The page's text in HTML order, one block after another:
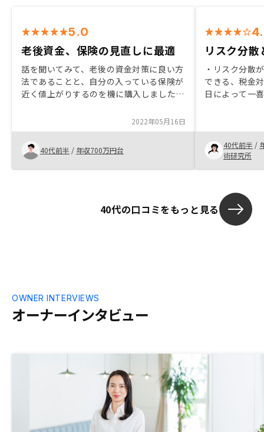
5.0
老後資金、保険の見直しに最適
話を聞いてみて、老後の資金対策に良い方
法であることと、自分の入っている保険が
近く値上がりするのを機に購入しました。
満足できる良い運用方法だと思います。も
っと早い段階で知ってれば、20代から始
めてたと思います。 営業の方も疑問に思
うことを事細かく説明頂き、信頼できま
す。
2022年05月16日
40代前半 / 年収700万円台
リスク分
・リスク分散
できる、税金
日によって一
を一括で対応
を組むので手
ったが、担当
たので、短期
40代前半 /
術研究所
40代の口コミをもっと見る
オーナーインタビュー
OWNER INTERVIEWS